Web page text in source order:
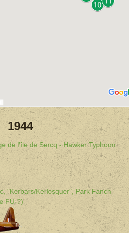
1944
de l'île de Sercq - Hawker Typhoon
"Kerbars/Kerlosquer", Park Fanch
FU-?)